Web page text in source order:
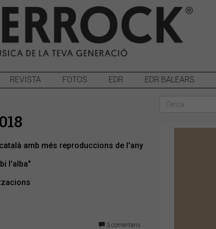
REVISTA FOTOS EDR EDR BALEARS
amb més reproduccions de l'any
l'alba"
3 comentaris